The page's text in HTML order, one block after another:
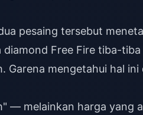
pesaing tersebut
Free Fire tiba-tiba
Garena mengetahui hal
— melainkan harga yang